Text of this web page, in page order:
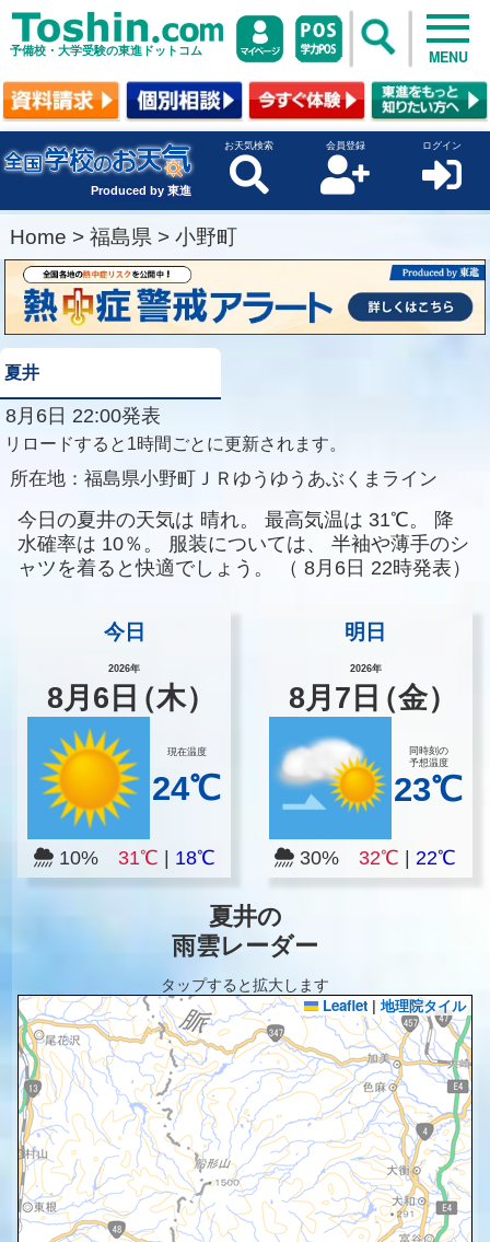
予備校・大学受験の東進ドットコム MENU
Produced by 東進
お天気検索 会員登録 ログイン
Home > 福島県 > 小野町
夏井
8月6日 22:00発表
リロードすると1時間ごとに更新されます。
所在地： 福島県小野町ＪＲゆうゆうあぶくまライン
今日の夏井の天気は 晴れ。 最高気温は 31℃。
降
水確率は 10％。 服装については、
半袖や薄手のシ
ャツを着ると快適でしょう。
（ 8月6日 22時発表）
今日
2026年
8月 6 日（木）
現在温度
24℃
10% 31℃ 18℃
明日
2026年
8月 7 日（金）
同時刻の
予想温度
23℃
30% 32℃ |22℃
夏井の
雨雲レーダー
タップすると拡大します
Leaflet | 地理院タイル